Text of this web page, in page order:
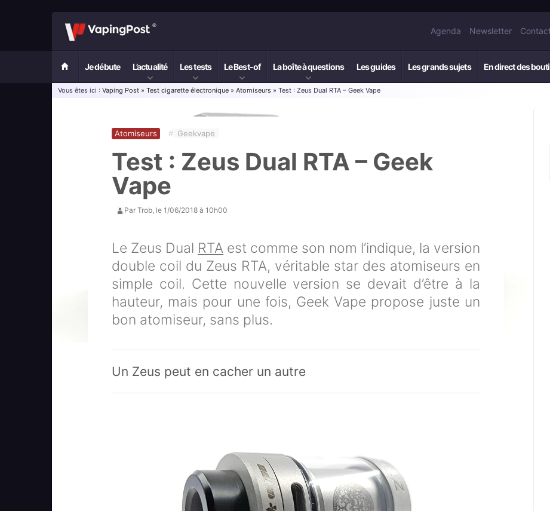
Agenda Newsletter Contact
Je débute L’actualité Les tests Le Best-of La boîte à questions Les guides Les grands sujets En direct des
Vous êtes ici : Vaping Post » Test cigarette électronique » Atomiseurs » Test : Zeus Dual RTA – Geek Vape
Test : Zeus Dual RTA – Geek
Vape
Atomiseurs # Geekvape
Par Trob, le 1/06/2018 à 10h00
Le Zeus Dual RTA est comme son nom l’indique, la version
double coil du Zeus RTA, véritable star des atomiseurs en
simple coil. Cette nouvelle version se devait d’être à la
hauteur, mais pour une fois, Geek Vape propose juste un
bon atomiseur, sans plus.
Un Zeus peut en cacher un autre